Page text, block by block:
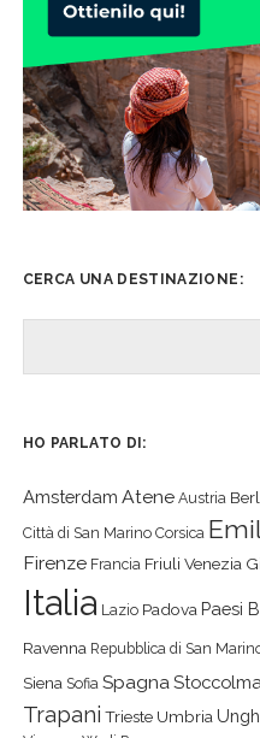
CERCA UNA DESTINAZIONE:
HO PARLATO DI:
Amsterdam Atene Austria
Città di San Marino Corsica
Firenze Francia Friuli Venezia
Italia Lazio Padova Paesi
Ravenna Repubblica di San
Siena Sofia SpagnaStoccolma
Trapani Trieste Umbria